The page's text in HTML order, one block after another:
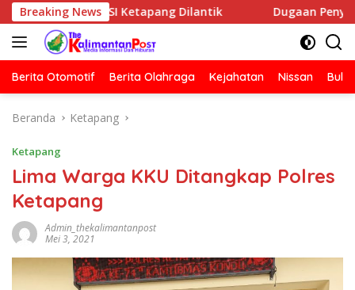
Langsung
ke
konten
Breaking News
Ketapang Dilantik Dugaan Penyerangan Rumah
Berita Otomotif Berita Olahraga Kejahatan Nissan
Beranda Ketapang
Ketapang
Lima Warga KKU Ditangkap Polres
Ketapang
Admin_thekalimantanpost
Mei 3, 2021